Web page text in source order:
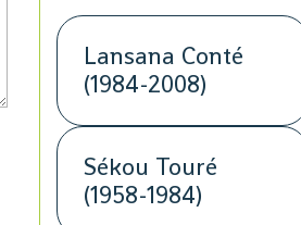
Lansana Conté
(1984-2008)
Sékou Touré
(1958-1984)